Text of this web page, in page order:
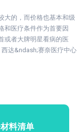
大的，而价格也基本和级
和医疗条件作为首要因
或者大牌明星看病的医
达&ndash;赛奈医疗中心
料清单